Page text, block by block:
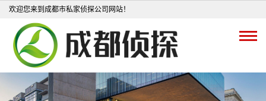
欢迎您来到成都市私家侦探公司网站！